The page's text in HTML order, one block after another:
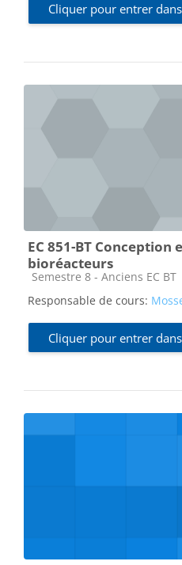
Cliquer pour entrer
EC 851-BT Conception
bioréacteurs
Catégorie de cours
Semestre 8 - Anciens EC BT
Responsable de cours:
Cliquer pour entrer